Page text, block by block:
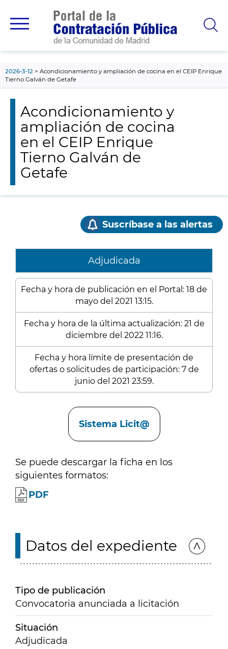
principal
2026-3-12
Acondicionamiento y ampliación de cocina en el CEIP Enrique
Tierno Galván de Getafe
Acondicionamiento y
ampliación de cocina
en el CEIP Enrique
Tierno Galván de
Getafe
Suscríbase a las alertas
Adjudicada
Fecha y hora de publicación en el Portal: 18 de
mayo del 2021 13:15.
Fecha y hora de la última actualización: 21 de
diciembre del 2022 11:16.
Fecha y hora límite de presentación de
ofertas o solicitudes de participación: 7 de
junio del 2021 23:59.
Sistema Licit@
Se puede descargar la ficha en los
siguientes formatos:
PDF
Datos del expediente
Tipo de publicación
Convocatoria anunciada a licitación
Situación
Adjudicada